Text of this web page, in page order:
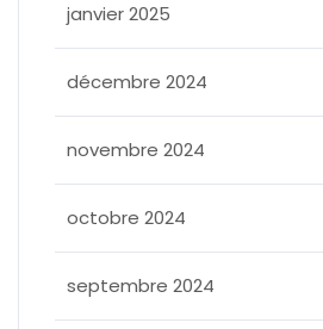
janvier 2025
décembre 2024
novembre 2024
octobre 2024
septembre 2024